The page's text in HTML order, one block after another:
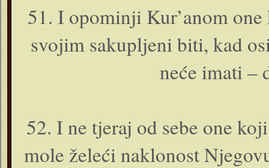
51. I opominji Kur’anom
svojim sakupljeni biti, kad
neće imati –
52. I ne tjeraj od sebe o­ne
mole želeći naklonost